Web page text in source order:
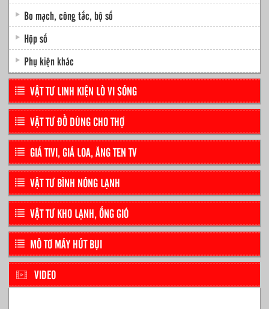
Bo mạch, công tắc, bộ số
Hộp số
Phụ kiện khác
VẬT TƯ LINH KIỆN LÒ VI SÓNG
VẬT TƯ ĐỒ DÙNG CHO THỢ
GIÁ TIVI, GIÁ LOA, ĂNG TEN TV
VẬT TƯ BÌNH NÓNG LẠNH
VẬT TƯ KHO LẠNH, ỐNG GIÓ
MÔ TƠ MÁY HÚT BỤI
VIDEO